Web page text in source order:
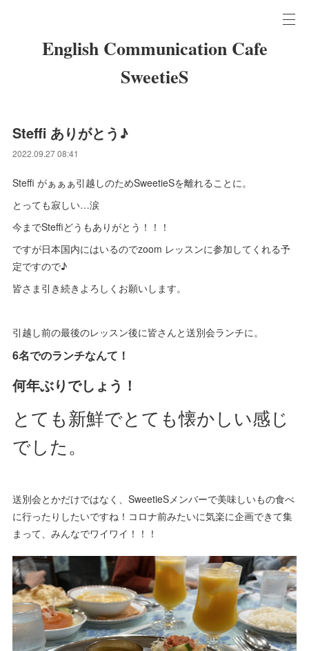
English Communication Cafe
SweetieS
Steffi ありがとう♪
2022.09.27 08:41
Steffi がぁぁぁ引越しのためSweetieSを離れることに。
とっても寂しい…涙
今までSteffiどうもありがとう！！！
ですが日本国内にはいるのでzoom レッスンに参加してくれる予
定ですので♪
皆さま引き続きよろしくお願いします。
引越し前の最後のレッスン後に皆さんと送別会ランチに。
6名でのランチなんて！
何年ぶりでしょう！
とても新鮮でとても懐かしい感じ
でした。
送別会とかだけではなく、SweetieSメンバーで美味しいもの食べ
に行ったりしたいですね！コロナ前みたいに気楽に企画できて集
まって、みんなでワイワイ！！！